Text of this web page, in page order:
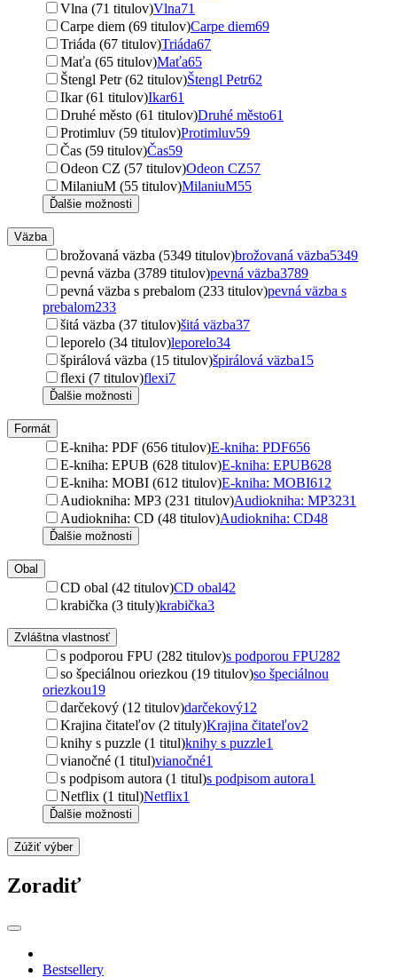
Vlna (71 titulov)Vlna71
Carpe diem (69 titulov)Carpe diem69
Triáda (67 titulov)Triáda67
Maťa (65 titulov)Maťa65
Štengl Petr (62 titulov)Štengl Petr62
Ikar (61 titulov)Ikar61
Druhé město (61 titulov)Druhé město61
Protimluv (59 titulov)Protimluv59
Čas (59 titulov)Čas59
Odeon CZ (57 titulov)Odeon CZ57
MilaniuM (55 titulov)MilaniuM55
Ďalšie možnosti
Väzba
brožovaná väzba (5349 titulov)brožovaná väzba5349
pevná väzba (3789 titulov)pevná väzba3789
pevná väzba s prebalom (233 titulov)pevná väzba s
prebalom233
šitá väzba (37 titulov)šitá väzba37
leporelo (34 titulov)leporelo34
špirálová väzba (15 titulov)špirálová väzba15
flexi (7 titulov)flexi7
Ďalšie možnosti
Formát
E-kniha: PDF (656 titulov)E-kniha: PDF656
E-kniha: EPUB (628 titulov)E-kniha: EPUB628
E-kniha: MOBI (612 titulov)E-kniha: MOBI612
Audiokniha: MP3 (231 titulov)Audiokniha: MP3231
Audiokniha: CD (48 titulov)Audiokniha: CD48
Ďalšie možnosti
Obal
CD obal (42 titulov)CD obal42
krabička (3 tituly)krabička3
Zvláštna vlastnosť
s podporou FPU (282 titulov)s podporou FPU282
so špeciálnou oriezkou (19 titulov)so špeciálnou
oriezkou19
darčekový (12 titulov)darčekový12
Krajina čitateľov (2 tituly)Krajina čitateľov2
knihy s puzzle (1 titul)knihy s puzzle1
vianočné (1 titul)vianočné1
s podpisom autora (1 titul)s podpisom autora1
Netflix (1 titul)Netflix1
Ďalšie možnosti
Zúžiť výber
Zoradiť
Bestsellery